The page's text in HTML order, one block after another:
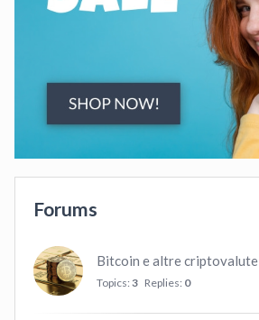
Forums
Bitcoin e altre criptovalute
Topics: 3 Replies: 0